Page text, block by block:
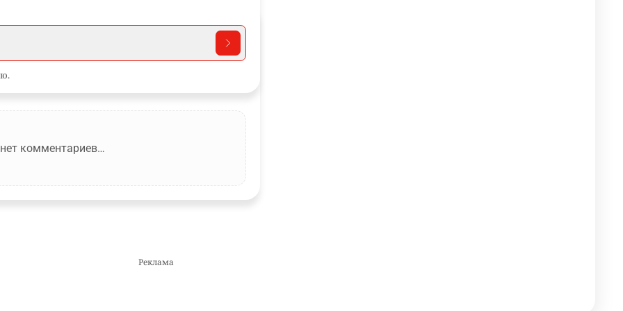
комментариев…